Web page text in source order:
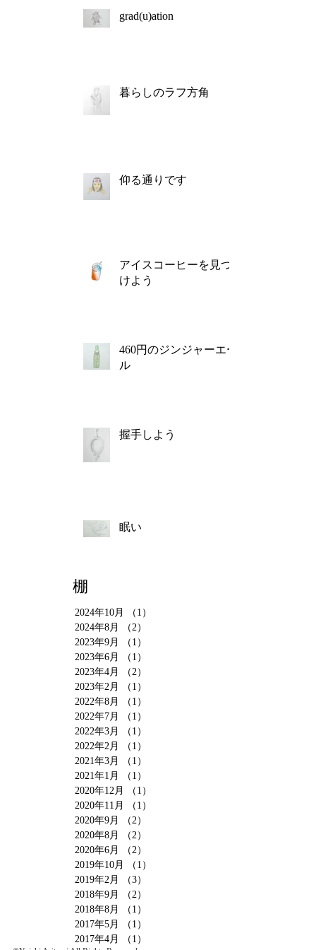
grad(u)ation
暮らしのラフ方角
仰る通りです
アイスコーヒーを見つ
けよう
460円のジンジャーエー
ル
握手しよう
眠い
棚
2024年10月 （1）
2024年8月
（2）
2023年9月
（1）
2023年6月
（1）
2023年4月
（2）
2023年2月
（1）
2022年8月
（1）
2022年7月
（1）
2022年3月
（1）
2022年2月
（1）
2021年3月
（1）
2021年1月
（1）
2020年12月
（1）
2020年11月
（1）
2020年9月
（2）
2020年8月
（2）
2020年6月
（2）
2019年10月
（1）
2019年2月
（3）
2018年9月
（2）
2018年8月
（1）
2017年5月
（1）
2017年4月
（1）